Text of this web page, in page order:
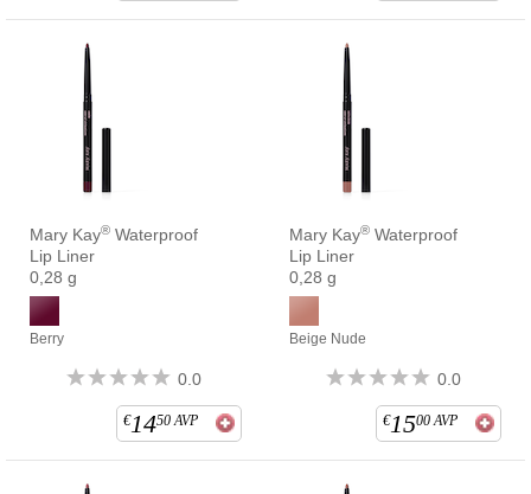
Mary Kay® Waterproof
Lip Liner
0,28 g
Berry
0.0
€1450 AVP
Mary Kay® Waterproof
Lip Liner
0,28 g
Beige Nude
0.0
€1500 AVP